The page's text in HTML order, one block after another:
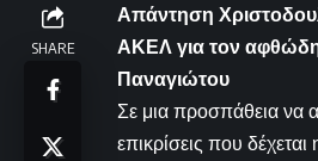
SHARE
Απάντηση
ΑΚΕΛ για τον
Παναγιώτου
Σε μια προσπάθεια να
επικρίσεις που